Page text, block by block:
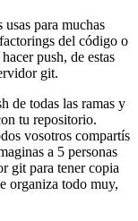
usas para muchas
del código o
push, de estas
git.
de todas las ramas y
tu repositorio.
vosotros compartís
a 5 personas
git para tener copia
organiza todo muy,